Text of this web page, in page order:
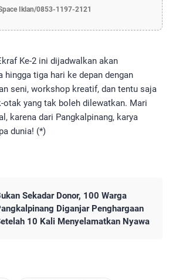
Iklan/0853-1197-2121
Ke-2 ini dijadwalkan akan
hingga tiga hari ke depan dengan
seni, workshop kreatif, dan tentu saja
yang tak boleh dilewatkan. Mari
karena dari Pangkalpinang, karya
dunia! (*)
Sekadar Donor, 100 Warga
Diganjar Penghargaan
10 Kali Menyelamatkan Nyawa